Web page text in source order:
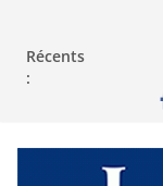
Récents
: